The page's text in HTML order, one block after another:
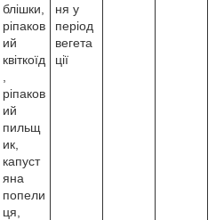
блішки,
ріпаков
ий
квіткоїд
ріпаков
ий
пильщ
ик,
капуст
яна
попели
ця,
ня у
період
вегета
ції